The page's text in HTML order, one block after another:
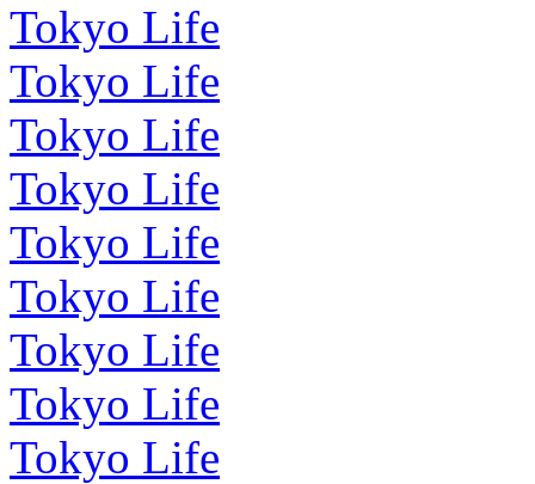
Tokyo Life
Tokyo Life
Tokyo Life
Tokyo Life
Tokyo Life
Tokyo Life
Tokyo Life
Tokyo Life
Tokyo Life